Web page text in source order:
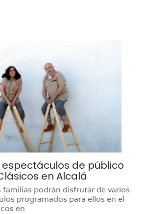
de público
en Alcalá
familias podrán disfrutar de varios
programados para ellos en el
en